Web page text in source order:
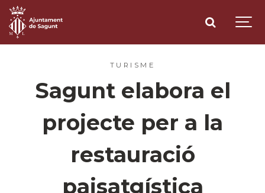
TURISME
Sagunt elabora el
projecte per a la
restauració
paisatgística